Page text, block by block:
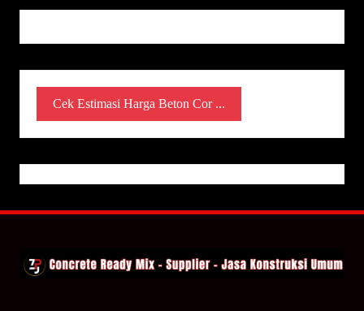
Cek Estimasi Harga Beton Cor ...